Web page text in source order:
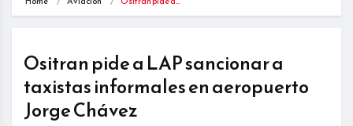
Ositran pide a LAP sancionar a
taxistas informales en aeropuerto
Jorge Chávez